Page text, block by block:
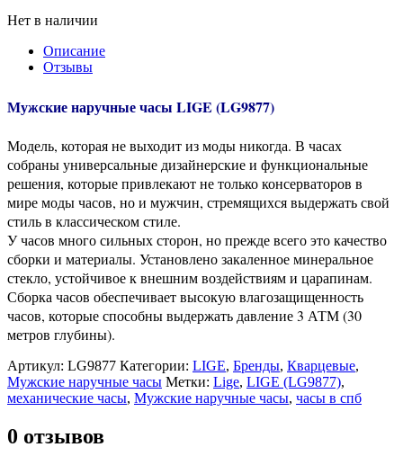
Нет в наличии
Описание
Отзывы
Мужские наручные часы LIGE (LG9877)
Модель, которая не выходит из моды никогда. В часах
собраны универсальные дизайнерские и функциональные
решения, которые привлекают не только консерваторов в
мире моды часов, но и мужчин, стремящихся выдержать свой
стиль в классическом стиле.
У часов много сильных сторон, но прежде всего это качество
сборки и материалы. Установлено закаленное минеральное
стекло, устойчивое к внешним воздействиям и царапинам.
Сборка часов обеспечивает высокую влагозащищенность
часов, которые способны выдержать давление 3 АТМ (30
метров глубины).
Артикул: LG9877 Категории: LIGE, Бренды, Кварцевые,
Мужские наручные часы Метки: Lige, LIGE (LG9877),
механические часы, Мужские наручные часы, часы в спб
0 отзывов